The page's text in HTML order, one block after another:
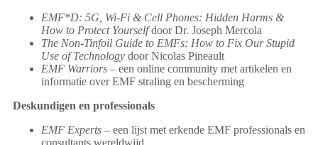
EMF*D: 5G, Wi-Fi & Cell Phones: Hidden Harms &
How to Protect Yourselfdoor Dr. Joseph Mercola
The Non-Tinfoil Guide to EMFs: How to Fix Our Stupid
Use of Technology door Nicolas Pineault
EMF Warriors – een online community met artikelen en
informatie over EMF straling en bescherming
Deskundigen en professionals
EMF Experts – een lijst met erkende EMF professionals en
consultants wereldwijd